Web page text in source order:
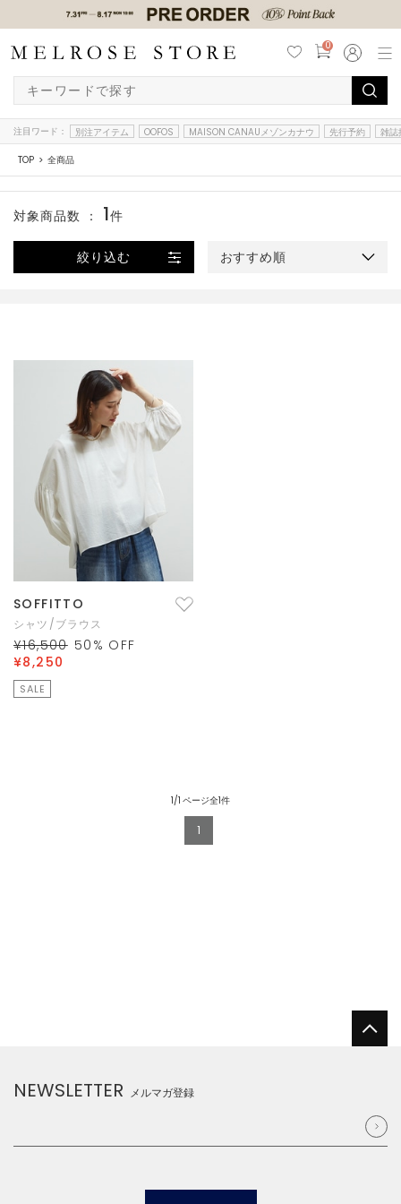
0
注目ワード： 別注アイテム OOFOS MAISON CANAUメゾンカナウ 先行予約 雑誌
TOP 全商品
絞り込む おすすめ順
対象商品数 ： 1件
SOFFITTO
シャツ/ブラウス
¥16,500 50 % OFF
¥8,250
SALE
1/1 ページ全1件
1
NEWSLETTER メルマガ登録